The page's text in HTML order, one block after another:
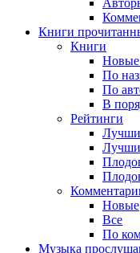
Книги
Книги
Новые
По
По
В
Рейтинги
Новые
Все
По
Музыка